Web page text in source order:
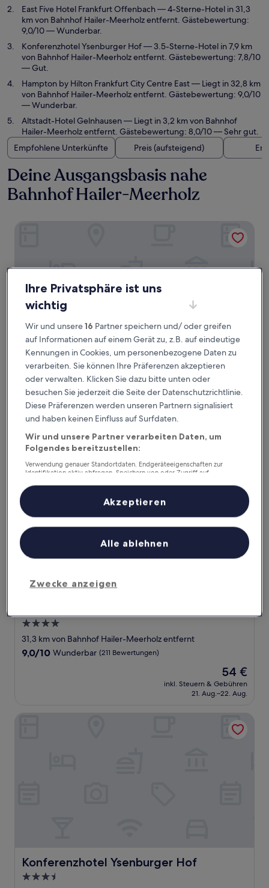
East Five Hotel Frankfurt Offenbach— 4-Sterne-Hotel in 31,3
km von Bahnhof Hailer-Meerholz entfernt. Gästebewertung:
9,0/10 — Wunderbar.
Konferenzhotel Ysenburger Hof— 3.5-Sterne-Hotel in 7,9 km
von Bahnhof Hailer-Meerholz entfernt. Gästebewertung: 7,8/10
— Gut.
Hampton by Hilton Frankfurt City Centre East— Liegt in 32,8 km
von Bahnhof Hailer-Meerholz entfernt. Gästebewertung: 9,0/10
— Wunderbar.
Altstadt-Hotel Gelnhausen— Liegt in 3,2 km von Bahnhof
Hailer-Meerholz entfernt. Gästebewertung: 8,0/10 — Sehr gut.
Empfohlene Unterkünfte
Preis (aufsteigend)
Deine Ausgangsbasis nahe
Bahnhof Hailer-Meerholz
Scandic Frankfurt Hafenpark
Scandic Frankfurt Hafenpark
32,9 km von Bahnhof Hailer-Meerholz entfernt
9.2
von
10,
(1.145
Bewertungen)
9,2/10 Wunderbar
23. Aug.–24. Aug.
4.0-
Sterne-
Unterkunft
31,3 km von Bahnhof Hailer-Meerholz entfernt
9.0
9,0/10 Wunderbar (211 Bewertungen)
Der
Preis
beträgt
54 €
inkl. Steuern & Gebühren
21. Aug.–22. Aug.
East Five Hotel Frankfurt Offenbach
Konferenzhotel Ysenburger Hof
Konferenzhotel Ysenburger Hof
3.5-
Ihre Privatsphäre ist uns
wichtig
Wir und unsere16 Partner speichern und/ oder greifen
auf Informationen auf einem Gerät zu, z.B. auf eindeutige
Kennungen in Cookies, um personenbezogene Daten zu
verarbeiten. Sie können Ihre Präferenzen akzeptieren
oder verwalten. Klicken Sie dazu bitte unten oder
besuchen Sie jederzeit die Seite der Datenschutzrichtlinie.
Diese Präferenzen werden unseren Partnern signalisiert
und haben keinen Einfluss auf Surfdaten.
Wir und unsere Partner verarbeiten Daten, um
Folgendes bereitzustellen:
Verwendung genauer Standortdaten. Endgeräteeigenschaften zur
Identifikation aktiv abfragen. Speichern von oder Zugriff auf
Inhalte, Messung von Werbeleistung und der Performance von Inhalten,
Zielgruppenforschung sowie Entwicklung und Verbesserung von
Liste der Partner (Lieferanten)
Zwecke anzeigen
Alle ablehnen
Akzeptieren